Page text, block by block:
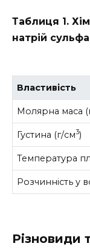
Таблиця 1.
натрій
Властивість
Молярна маса
Густина (г/см3)
Температура
Розчинність у
Різновиди